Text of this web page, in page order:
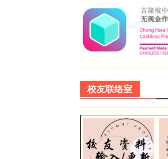
校友联络室